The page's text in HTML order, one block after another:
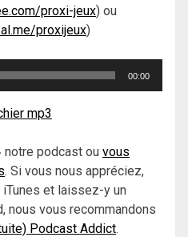
proxi-jeux) ou
proxijeux)
00:00
mp3
notre podcast ou vous
. Si vous nous appréciez,
et laissez-y un
nous vous recommandons
Podcast Addict.